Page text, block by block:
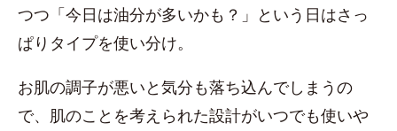
つつ「今日は油分が多いかも？」という日はさっ
ぱりタイプを使い分け。
お肌の調子が悪いと気分も落ち込んでしまうの
で、肌のことを考えられた設計がいつでも使いや